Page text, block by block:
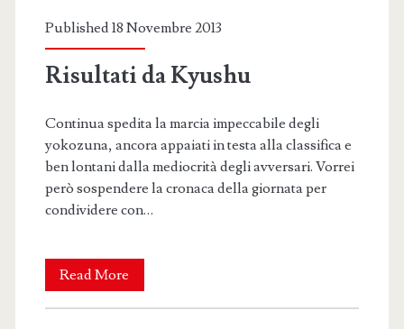
Published 18 Novembre 2013
Risultati da Kyushu
Continua spedita la marcia impeccabile degli
yokozuna, ancora appaiati in testa alla classifica e
ben lontani dalla mediocrità degli avversari. Vorrei
però sospendere la cronaca della giornata per
condividere con…
Read More
da